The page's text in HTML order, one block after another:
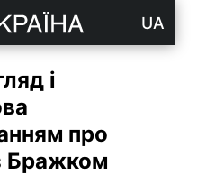
UA
і
про
Бражком